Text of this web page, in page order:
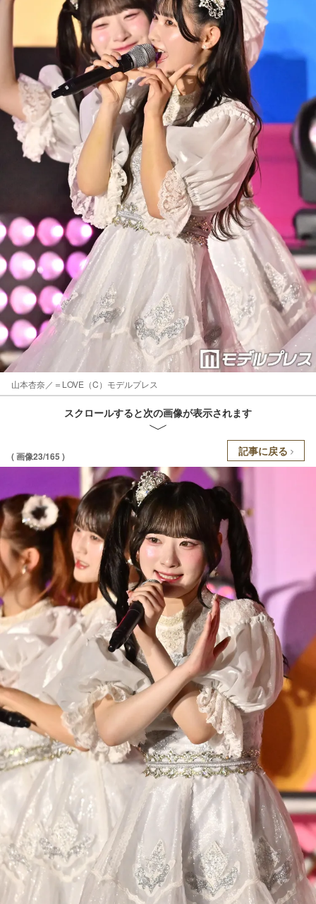
山本杏奈／＝LOVE（C）モデルプレス
スクロールすると次の画像が表示されます
( 画像23/165 ) 記事に戻る